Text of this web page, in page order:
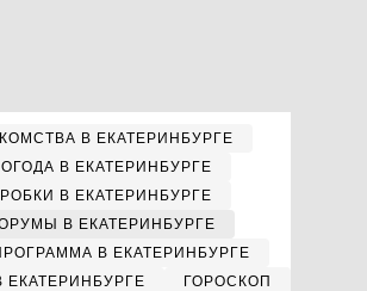
В ЕКАТЕРИНБУРГЕ
В ЕКАТЕРИНБУРГЕ
В ЕКАТЕРИНБУРГЕ
В ЕКАТЕРИНБУРГЕ
В ЕКАТЕРИНБУРГЕ
ГОРОСКОП